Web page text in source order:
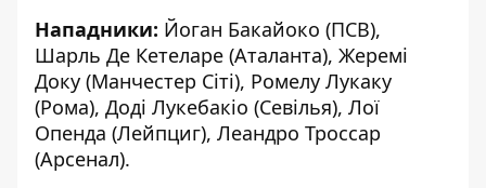
Нападники: Йоган Бакайоко (ПСВ),
Шарль Де Кетеларе (Аталанта), Жеремі
Доку (Манчестер Сіті), Ромелу Лукаку
(Рома), Доді Лукебакіо (Севілья), Лої
Опенда (Лейпциг), Леандро Троссар
(Арсенал).